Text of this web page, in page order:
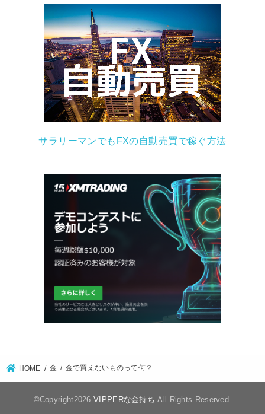
サラリーマンでもFXの自動売買で稼ぐ方法
HOME 金 金で買えないものって何？
©Copyright2026VIPPERな金持ち .All Rights Reserved.